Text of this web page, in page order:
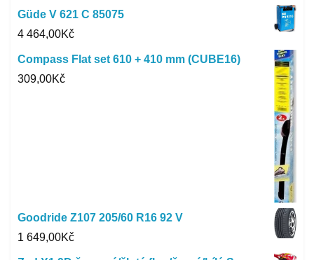
Güde V 621 C 85075
4 464,00Kč
Compass Flat set 610 + 410 mm (CUBE16)
309,00Kč
Goodride Z107 205/60 R16 92 V
1 649,00Kč